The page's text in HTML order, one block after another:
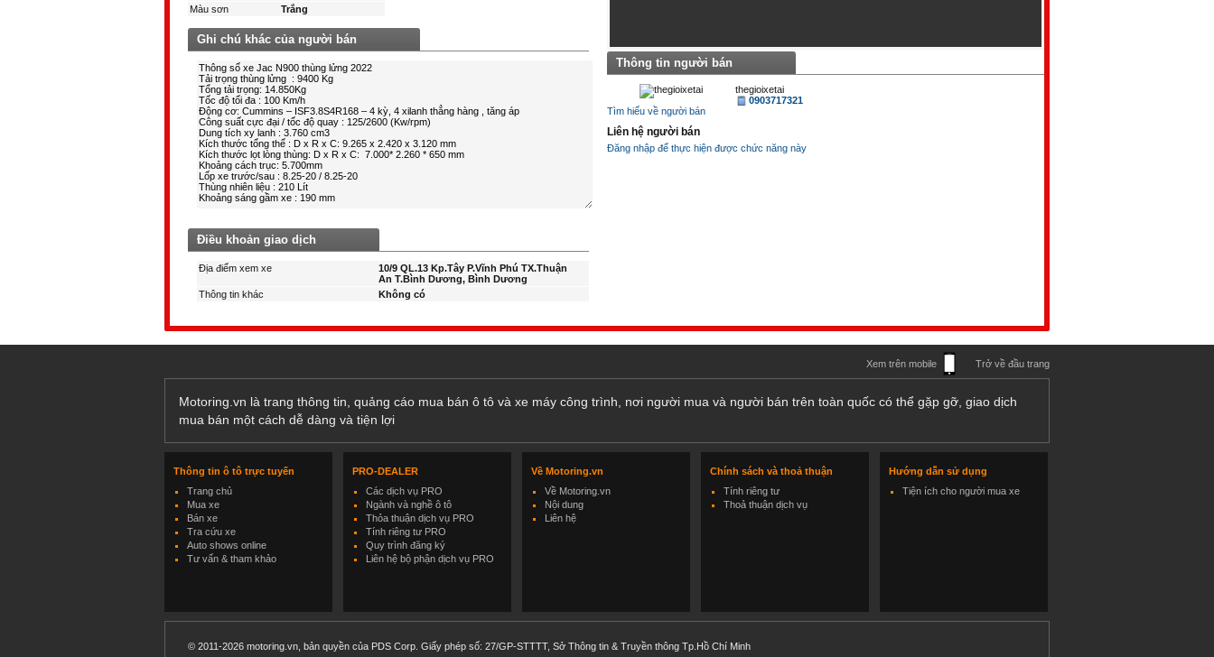
Màu sơn
Trắng
Ghi chú khác của người bán
Điều khoản giao dịch
Địa điểm xem xe
10/9 QL.13 Kp.Tây P.Vĩnh Phú TX.Thuận
An T.Bình Dương, Bình Dương
Thông tin khác
Không có
Thông tin người bán
thegioixetai
0903717321
Tìm hiểu về người bán
Liên hệ người bán
Đăng nhập để thực hiện được chức năng này
Xem trên mobile Trở về đầu trang
Motoring.vn là trang thông tin, quảng cáo mua bán ô tô và xe máy công trình, nơi người mua và người bán trên toàn quốc có thể gặp gỡ, giao dịch
mua bán một cách dễ dàng và tiện lợi
Thông tin ô tô trực tuyến
Trang chủ
Mua xe
Bán xe
Tra cứu xe
Auto shows online
Tư vấn & tham khảo
PRO-DEALER
Các dịch vụ PRO
Ngành và nghề ô tô
Thỏa thuận dịch vụ PRO
Tính riêng tư PRO
Quy trình đăng ký
Liên hệ bộ phận dịch vụ PRO
Về Motoring.vn
Về Motoring.vn
Nội dung
Liên hệ
Chính sách và thoả thuận
Tính riêng tư
Thoả thuận dịch vụ
Hướng dẫn sử dụng
Tiện ích cho người mua xe
© 2011-2026 motoring.vn, bản quyền của PDS Corp. Giấy phép số: 27/GP-STTTT, Sở Thông tin & Truyền thông Tp.Hồ Chí Minh